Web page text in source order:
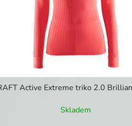
Active Extreme triko 2.0
Skladem